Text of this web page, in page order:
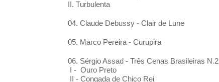
II. Turbulenta
04. Claude Debussy - Clair de Lune
05. Marco Pereira - Curupira
06. Sérgio Assad - Três Cenas Brasileiras N.2
I - Ouro Preto
II - Congada de Chico Rei